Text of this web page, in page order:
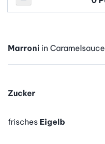
Personenanzahl verringern
Personenanzahl
Marroni in Caramelsauce
Zucker
frisches Eigelb